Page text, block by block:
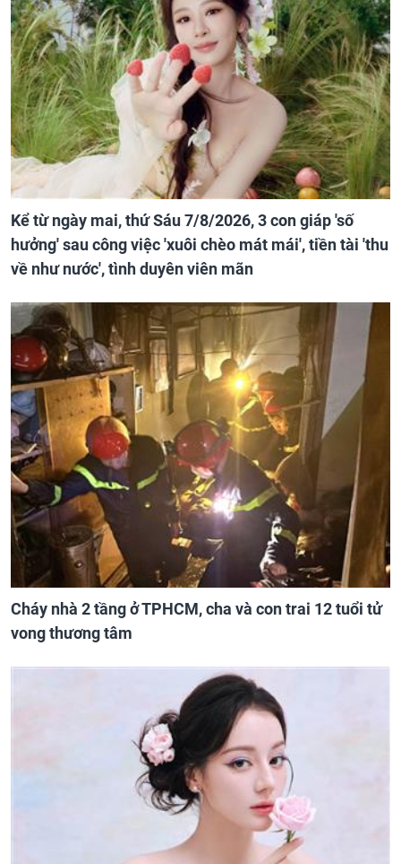
Kể từ ngày mai, thứ Sáu 7/8/2026, 3 con giáp 'số
hưởng' sau công việc 'xuôi chèo mát mái', tiền tài 'thu
về như nước', tình duyên viên mãn
Cháy nhà 2 tầng ở TPHCM, cha và con trai 12 tuổi tử
vong thương tâm